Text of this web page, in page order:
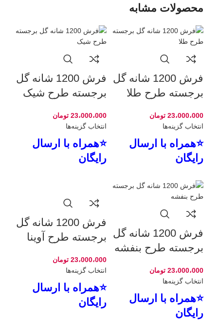
محصولات مشابه
فرش 1200 شانه گل
برجسته طرح طلا
23،000،000 تومان
انتخاب گزینه‌ها
⭐همراه با ارسال
رایگان
فرش 1200 شانه گل
برجسته طرح شیک
23،000،000 تومان
انتخاب گزینه‌ها
⭐همراه با ارسال
رایگان
فرش 1200 شانه گل
برجسته طرح بنفشه
23،000،000 تومان
انتخاب گزینه‌ها
⭐همراه با ارسال
رایگان
فرش 1200 شانه گل
برجسته طرح آوینا
23،000،000 تومان
انتخاب گزینه‌ها
⭐همراه با ارسال
رایگان